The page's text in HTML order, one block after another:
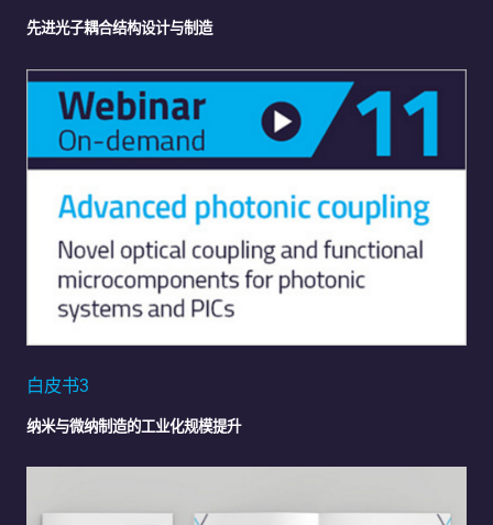
先进光子耦合结构设计与制造
白皮书3
纳米与微纳制造的工业化规模提升